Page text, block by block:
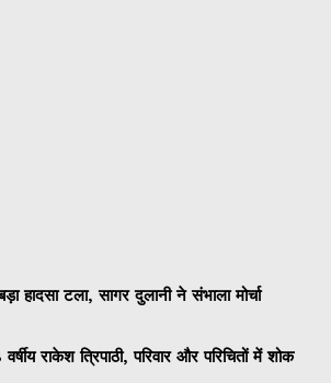
हादसा टला, सागर दुलानी ने संभाला मोर्चा
राकेश त्रिपाठी, परिवार और परिचितों में शोक